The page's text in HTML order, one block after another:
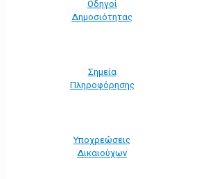
Οδηγοί
Δημοσιότητας
Σημεία
Πληροφόρησης
Υποχρεώσεις
Δικαιούχων